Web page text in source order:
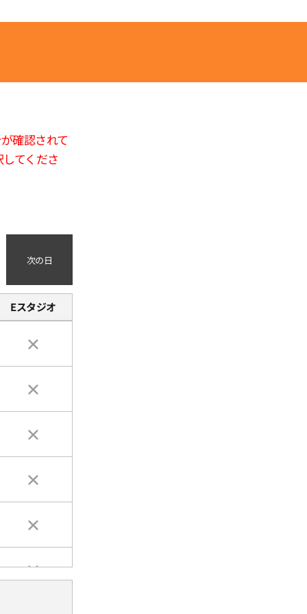
確認されて
てくださ
次の日
Eスタジオ